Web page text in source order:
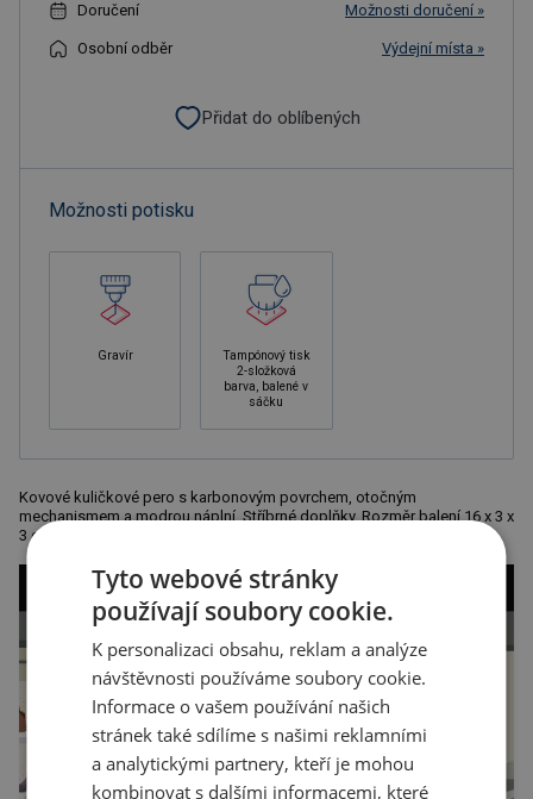
Doručení Možnosti doručení »
Osobní odběr Výdejní místa »
Přidat do oblíbených
Možnosti potisku
Gravír
Tampónový tisk
2-složková
barva, balené v
sáčku
Kovové kuličkové pero s karbonovým povrchem, otočným
mechanismem a modrou náplní. Stříbrné doplňky. Rozměr balení 16 x 3 x
3 cm, pero má rozměr 13,7 x ? 1 cm . Materiál : mosaz
Tyto webové stránky
používají soubory cookie.
K personalizaci obsahu, reklam a analýze
návštěvnosti používáme soubory cookie.
Informace o vašem používání našich
stránek také sdílíme s našimi reklamními
a analytickými partnery, kteří je mohou
kombinovat s dalšími informacemi, které